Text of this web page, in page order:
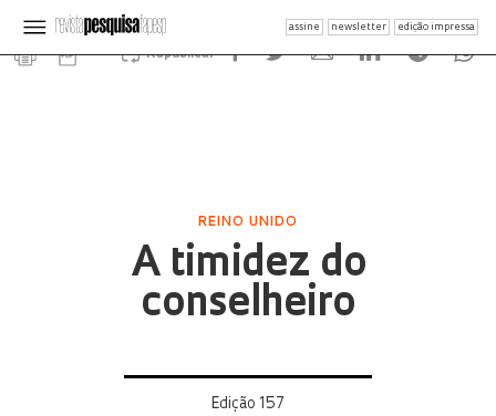
assine newsletter edição impressa
Republicar
REINO UNIDO
A timidez do
conselheiro
Edição 157